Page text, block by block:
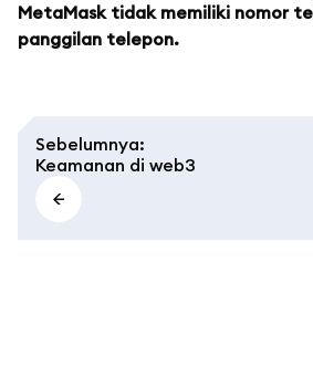
MetaMask tidak memiliki nomor
panggilan telepon.
Sebelumnya:
Keamanan di web3